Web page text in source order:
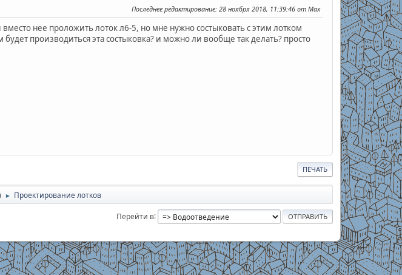
Последнее редактирование: 28 ноября 2018, 11:39:46 от Max
нее проложить лоток л6-5, но мне нужно состыковать с этим лотком
производиться эта состыковка? и можно ли вообще так делать? просто
ПЕЧАТЬ
► Проектирование лотков
Перейти в